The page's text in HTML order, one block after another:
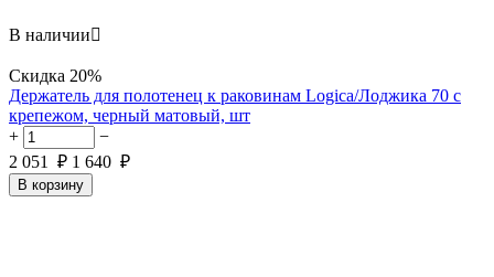
В наличии
Скидка 20%
Держатель для полотенец к раковинам Logica/Лоджика 70 с
крепежом, черный матовый, шт
+
−
2 051
₽ 1 640 ₽
В корзину